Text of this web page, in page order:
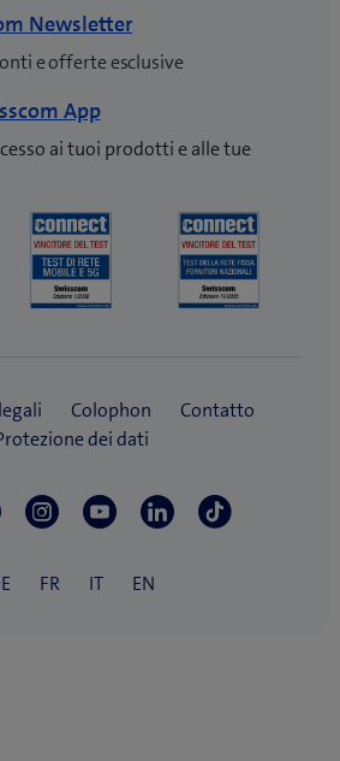
Newsletter
e offerte esclusive
App
ai tuoi prodotti e alle tue